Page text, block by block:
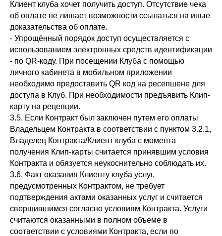
Клиент клуба хочет получить доступ. Отсутствие чека
об оплате не лишает возможности ссылаться на иные
доказательства об оплате.
- Упрощённый порядок доступ осуществляется с
использованием электронных средств идентификации
- по QR-коду. При посещении Клуба с помощью
личного кабинета в мобильном приложении
необходимо предоставить QR код на ресепшене для
доступа в Клуб. При необходимости предъявить Клип-
карту на рецепции.
3.5. Если Контракт был заключен путем его оплаты
Владельцем Контракта в соответствии с пунктом 3.2.1,
Владелец Контракта/Клиент клуба с момента
получения Клип-карты считается принявшим условия
Контракта и обязуется неукоснительно соблюдать их.
3.6. Факт оказания Клиенту клуба услуг,
предусмотренных Контрактом, не требует
подтверждения актами оказанных услуг и считается
свершившимся согласно условиям Контракта. Услуги
считаются оказанными в полном объеме в
соответствии с условиями Контракта, если по